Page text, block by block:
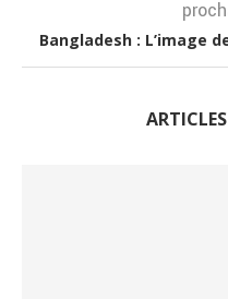
Bangladesh : L’image